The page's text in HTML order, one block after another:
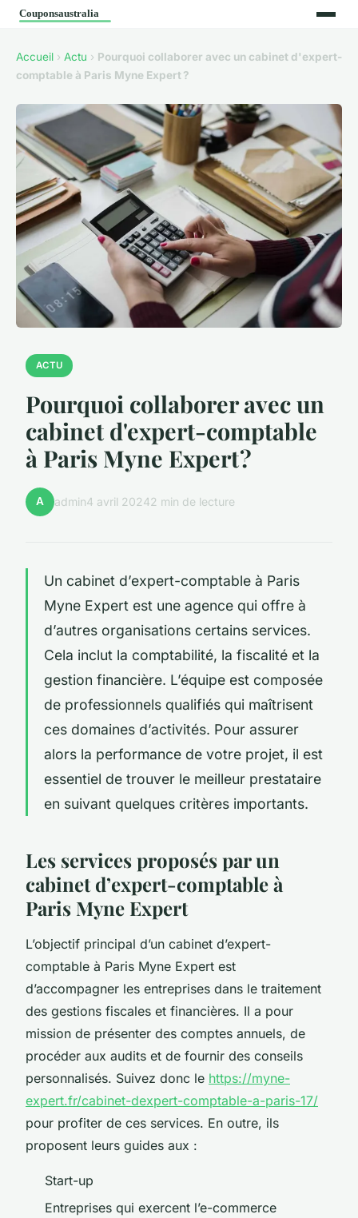
Accueil › Actu › Pourquoi collaborer avec un cabinet d'expert-
comptable à Paris Myne Expert ?
ACTU
Pourquoi collaborer avec un
cabinet d'expert-comptable
à Paris Myne Expert ?
A admin4 avril 20242 min de lecture
Un cabinet d’expert-comptable à Paris
Myne Expert est une agence qui offre à
d’autres organisations certains services.
Cela inclut la comptabilité, la fiscalité et la
gestion financière. L’équipe est composée
de professionnels qualifiés qui maîtrisent
ces domaines d’activités. Pour assurer
alors la performance de votre projet, il est
essentiel de trouver le meilleur prestataire
en suivant quelques critères importants.
Les services proposés par un
cabinet d’expert-comptable à
Paris Myne Expert
L’objectif principal d’un cabinet d’expert-
comptable à Paris Myne Expert est
d’accompagner les entreprises dans le traitement
des gestions fiscales et financières. Il a pour
mission de présenter des comptes annuels, de
procéder aux audits et de fournir des conseils
personnalisés. Suivez donc le https://myne-
expert.fr/cabinet-dexpert-comptable-a-paris-17/
pour profiter de ces services. En outre, ils
proposent leurs guides aux :
Start-up
Entreprises qui exercent l’e-commerce